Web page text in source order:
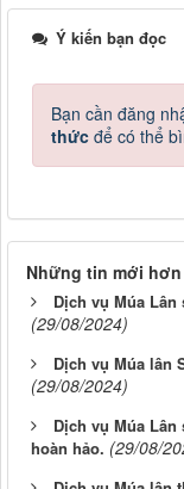
Ý kiến bạn đọc
Bạn cần đăng
thức để có thể
Những tin mới hơn
Dịch vụ Múa
(29/08/2024)
Dịch vụ Múa lân
(29/08/2024)
Dịch vụ Múa
hoàn hảo. (29/08/